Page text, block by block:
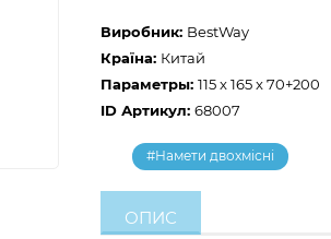
Виробник: BestWay
Країна: Китай
Параметры: 115 x 165 x 70+200
ID Артикул: 68007
#Намети двохмісні
ОПИС